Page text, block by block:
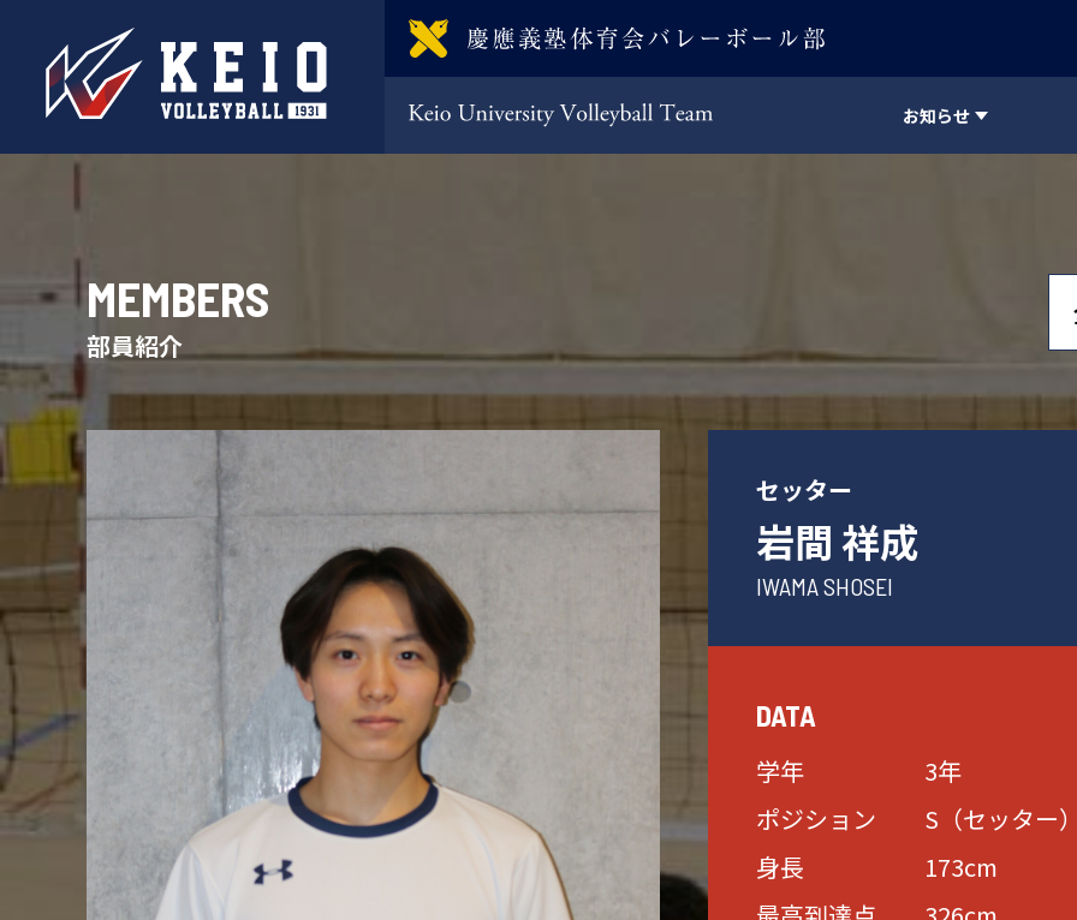
Keio University Volleyball Teamお知らせ
MEMBERS
部員紹介
セッター
岩間 祥成
IWAMA SHOSEI
DATA
学年
3年
ポジション
S（セッター
身長
173cm